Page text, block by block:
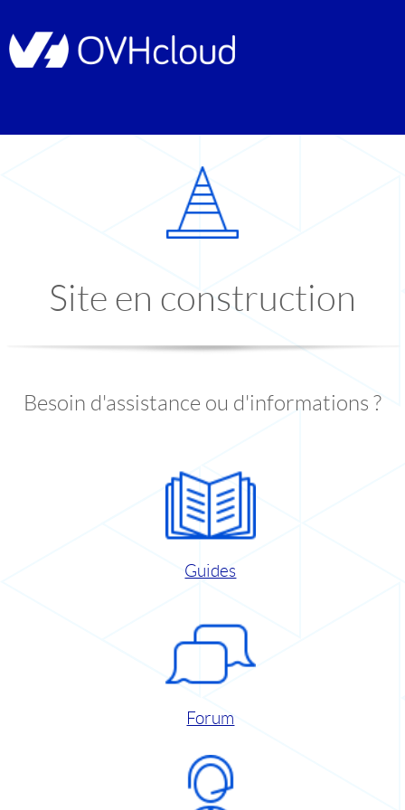
Site en construction
Besoin d'assistance ou d'informations ?
Guides
Forum